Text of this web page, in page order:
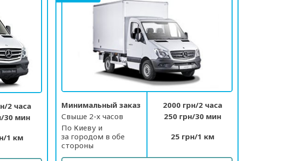
2 часа
30 мин
1 км
Минимальный заказ
2000 грн/2 часа
Свыше 2-х часов
250 грн/30 мин
По Киеву и
за городом в обе
стороны
25 грн/1 км